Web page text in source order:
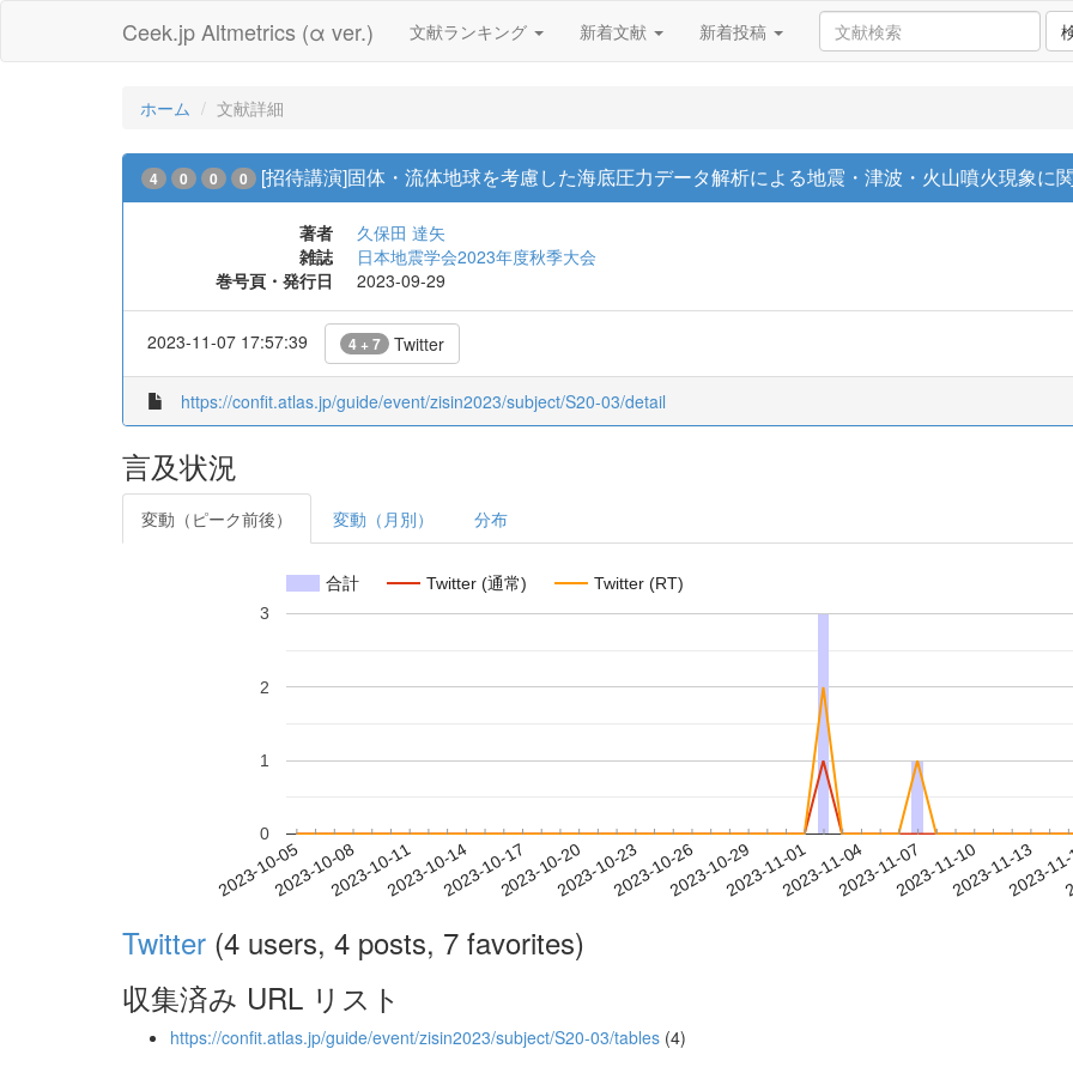
Ceek.jp Altmetrics (α ver.) 文献ランキング 新着文献 新着投稿
ホーム 文献詳細
4 0 0 0 [招待講演]固体・流体地球を考慮した海底圧力データ解析による地震・津波・火山噴火現象に
著者
久保田 達矢
雑誌
日本地震学会2023年度秋季大会
巻号頁・発行日
2023-09-29
2023-11-07 17:57:39 4 + 7 Twitter
https://confit.atlas.jp/guide/event/zisin2023/subject/S20-03/detail
言及状況
変動（ピーク前後） 変動（月別） 分布
合計 Twitter (通常) Twitter (RT)
2023-10-052023-10-082023-10-112023-10-142023-10-172023-10-202023-10-232023-10-262023-10-292023-11-012023-11-042023-11-072023-11-102023-11-13
2023-
0
1
2
3
Twitter (4 users, 4 posts, 7 favorites)
収集済み URL リスト
https://confit.atlas.jp/guide/event/zisin2023/subject/S20-03/tables (4)